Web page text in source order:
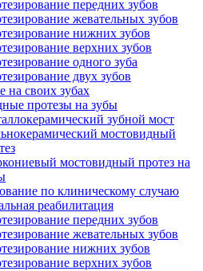
передних зубов
жевательных зубов
нижних зубов
верхних зубов
одного зуба
двух зубов
на своих зубах
протезы на зубы
зубной мост
мостовидный
мостовидный протез на
по клиническому случаю
реабилитация
передних зубов
жевательных зубов
нижних зубов
верхних зубов